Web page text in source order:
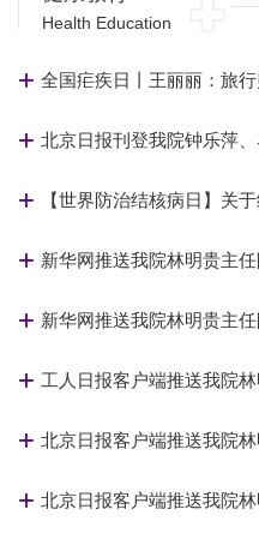
Health Education
全国疟疾日丨王丽丽：旅
北京日报刊登我院钟乐萍
【世界防治结核病日】关
新华网推送我院林明贵主
新华网推送我院林明贵主
工人日报客户端推送我院
北京日报客户端推送我院
北京日报客户端推送我院